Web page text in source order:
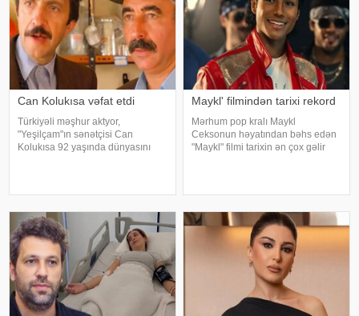
Can Kolukısa vəfat etdi
Türkiyəli məşhur aktyor,
"Yeşilçam"ın sənətçisi Can
Kolukısa 92 yaşında dünyasını
Maykl' filmindən tarixi rekord
Mərhum pop kralı Maykl
Ceksonun həyatından bəhs edən
"Maykl" filmi tarixin ən çox gəlir